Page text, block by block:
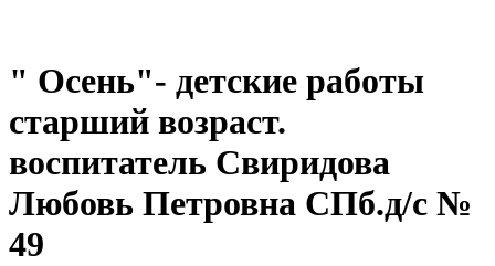
" Осень"- детские работы
старший возраст.
воспитатель Свиридова
Любовь Петровна СПб.д/с №
49